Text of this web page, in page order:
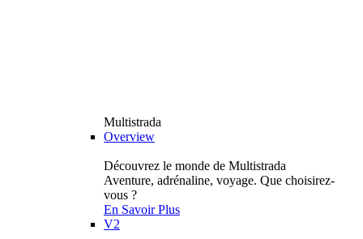
Multistrada
Overview
Découvrez le monde de Multistrada
Aventure, adrénaline, voyage. Que choisirez-
vous ?
En Savoir Plus
V2